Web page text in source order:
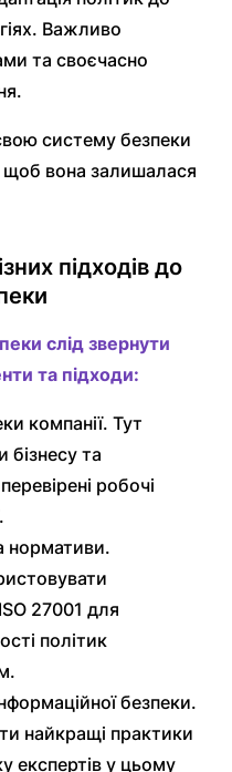
Важливо
та своєчасно
систему безпеки
щоб вона залишалася
підходів до
слід звернути
та підходи:
компанії. Тут
бізнесу та
робочі
нормативи.
27001 для
політик
безпеки.
найкращі практики
експертів у цьому